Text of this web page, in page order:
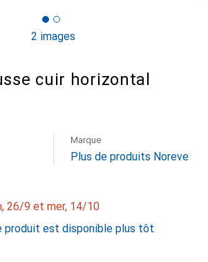
2 images
cuir horizontal
Marque
Plus de produits Noreve
26/9 et mer, 14/10
produit est disponible plus tôt